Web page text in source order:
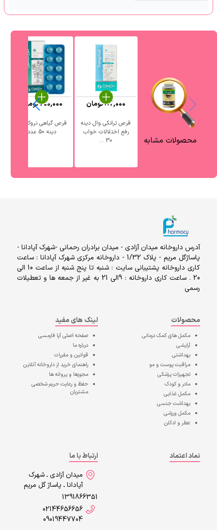
محصولات مشابه
قرص ترانکی وال دینه
رفع اختلالات خواب
30 ...
87,000تومان
قرص گیاهی نروکسین
دینه 50 عدد
200,000تومان
آدرس داروخانه میدان آزادی - میدان برادران رحمانی -شهرک آپادانا -
پاساژگل مریم - پلاک 1/32 - داروخانه مرکزی شهرک آپادانا : ساعت
کاری داروخانه پشتیبانی سایت : شنبه تا پنج شنبه از ساعت 10 الی
20 . ساعت کاری داروخانه : 9الی 21 به غیر از جمعه ها و تعطیلات
رسمی
محصولات
مکمل های کمک درمانی
آرایشی
بهداشتی
مراقبت پوست و مو
تجهیزات پزشکی
مادر و کودک
مکمل غذایی
بهداشت جنسی
مکمل ورزشی
عطر و ادکلن
لینک های مفید
صفحه اصلیآپا فارمسی
درباره ما
قوانین و مقررات
راهنمای خرید از داروخانه آنلاین
مجوزها و پروانه ها
حفظ و رعایت حریم شخصی
مشتریان
نماد اعتماد
ارتباط با ما
میدان آزادی ـ شهرک
آپادانا ـ پاساژ گل مریم
1391866351
02144656656
09019447704